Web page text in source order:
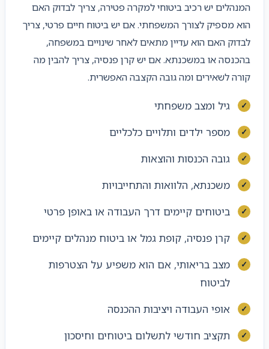
המנהלים יש רכיב ביטוחי למקרה פטירה, צריך לבדוק האם
הוא מספיק לצורך המשפחתי. אם יש ביטוח חיים פרטי, צריך
לבדוק האם הוא עדיין מתאים לאחר שינויים במשפחה,
בהכנסה או במשכנתא. אם יש קרן פנסיה, צריך להבין מה
קורה לשאירים ומה גובה הקצבה האפשרית.
גיל ומצב משפחתי
מספר ילדים ותלויים כלכליים
גובה הכנסות והוצאות
משכנתא, הלוואות והתחייבויות
ביטוחים קיימים דרך העבודה או באופן פרטי
קרן פנסיה, קופת גמל או ביטוח מנהלים קיימים
מצב בריאותי, אם הוא משפיע על הצטרפות
לביטוח
אופי העבודה ויציבות ההכנסה
תקציב חודשי לתשלום ביטוחים וחיסכון